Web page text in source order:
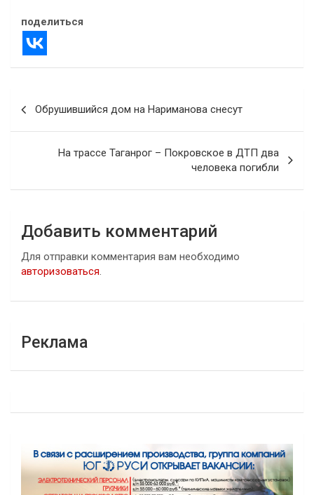
поделиться
записям
Обрушившийся дом на Нариманова снесут
На трассе Таганрог – Покровское в ДТП два
человека погибли
Добавить комментарий
Для отправки комментария вам необходимо
авторизоваться.
Реклама